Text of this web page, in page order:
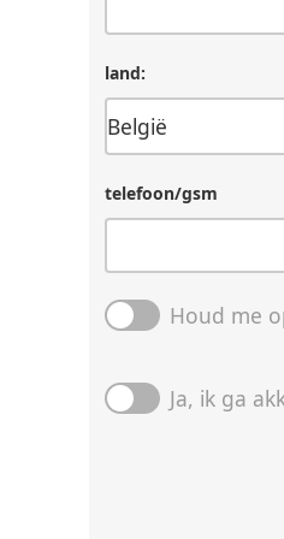
land:
telefoon/gsm
Houd me
Ja, ik ga